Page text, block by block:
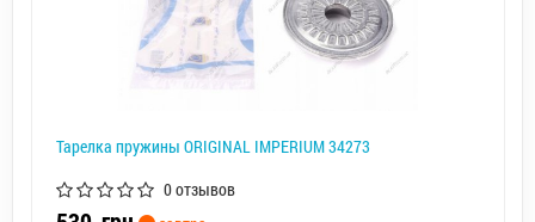
Тарелка пружины ORIGINAL IMPERIUM 34273
0 отзывов